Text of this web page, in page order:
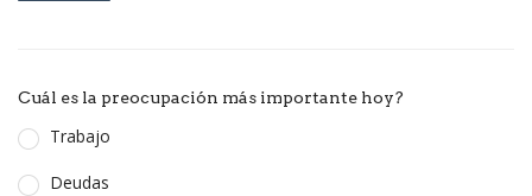
Cuál es la preocupación más importante hoy?
Trabajo
Deudas